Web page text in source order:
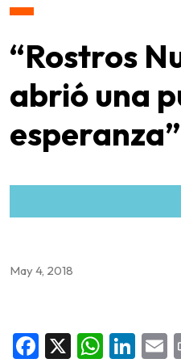
“Rostros
abrió una
esperanza”
May 4, 2018
Facebook
X